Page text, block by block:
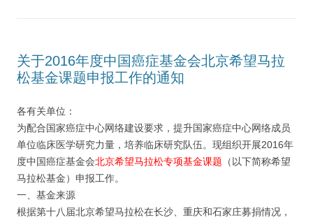
关于2016年度中国癌症基金会北京希望马拉
松基金课题申报工作的通知
各有关单位：
为配合国家癌症中心网络建设要求，提升国家癌症中心网络成员
单位临床医学研究力量，培养临床研究队伍。现组织开展2016年
度中国癌症基金会北京希望马拉松专项基金课题 （以下简称希望
马拉松基金）申报工作。
一、基金来源
根据第十八届北京希望马拉松在长沙、重庆和石家庄募捐情况，